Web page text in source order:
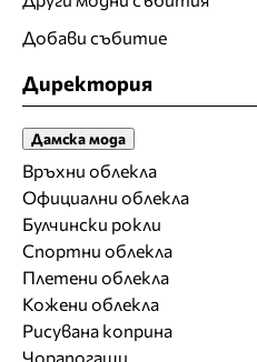
Добави събитие
Директория
Дамска мода
Връхни облекла
Официални облекла
Булчински рокли
Спортни облекла
Плетени облекла
Кожени облекла
Рисувана коприна
Чорапогащи